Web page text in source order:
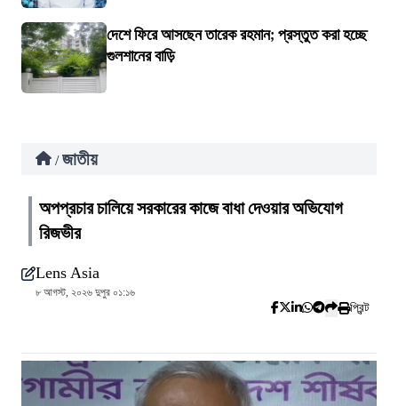
দেশে ফিরে আসছেন তারেক রহমান; প্রস্তুত করা হচ্ছে
গুলশানের বাড়ি
/ জাতীয়
অপপ্রচার চালিয়ে সরকারের কাজে বাধা দেওয়ার অভিযোগ
রিজভীর
Lens Asia
৮ আগস্ট, ২০২৬ দুপুর ০১:১৬
প্রিন্ট